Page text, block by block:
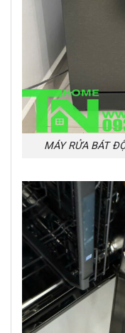
MÁY RỬA BÁT